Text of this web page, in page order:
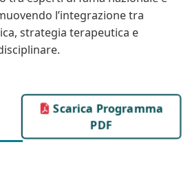
l’integrazione tra
strategia terapeutica e
Scarica Programma
PDF